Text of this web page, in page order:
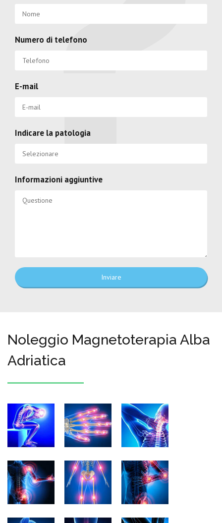
Numero di telefono
E-mail
Indicare la patologia
Informazioni aggiuntive
Inviare
Noleggio Magnetoterapia Alba
Adriatica